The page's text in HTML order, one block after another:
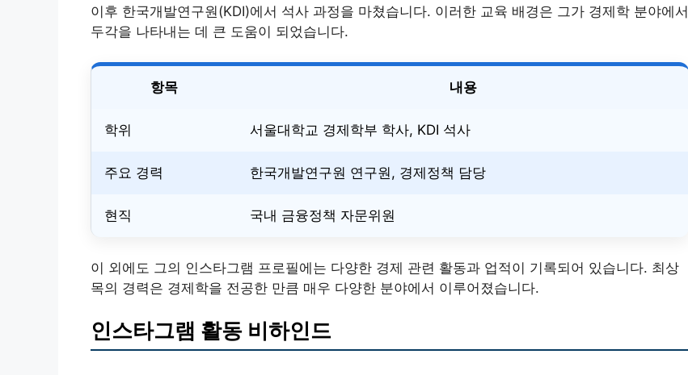
이후 한국개발연구원(KDI)에서 석사 과정을 마쳤습니다. 이러한 교육 배경은 그가 경제학 분야에서
두각을 나타내는 데 큰 도움이 되었습니다.
항목 내용
학위 서울대학교 경제학부 학사, KDI 석사
주요 경력 한국개발연구원 연구원, 경제정책 담당
현직 국내 금융정책 자문위원
이 외에도 그의 인스타그램 프로필에는 다양한 경제 관련 활동과 업적이 기록되어 있습니다. 최상
목의 경력은 경제학을 전공한 만큼 매우 다양한 분야에서 이루어졌습니다.
인스타그램 활동 비하인드